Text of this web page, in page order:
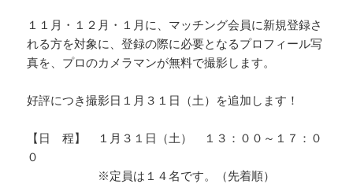
１１月・１２月・１月に、マッチング会員に新規登録さ
れる方を対象に、登録の際に必要となるプロフィール写
真を、プロのカメラマンが無料で撮影します。
好評につき撮影日１月３１日（土）を追加します！
【日 程】 １月３１日（土） １３：００～１７：０
０
※定員は１４名です。（先着順）